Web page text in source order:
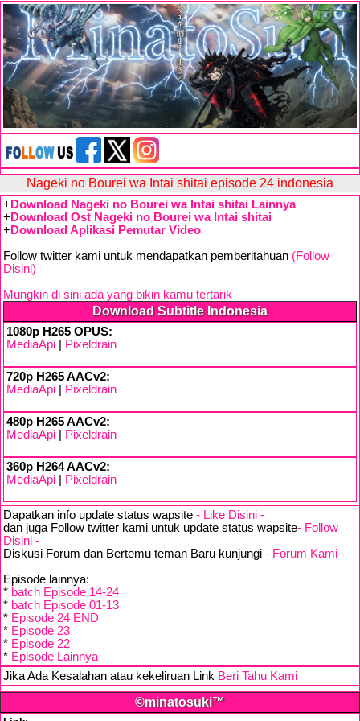
Nageki no Bourei wa Intai shitai episode 24 indonesia
+ Download Nageki no Bourei wa Intai shitai Lainnya
+ Download Ost Nageki no Bourei wa Intai shitai
+ Download Aplikasi Pemutar Video
Follow twitter kami untuk mendapatkan pemberitahuan (Follow
Disini)
Mungkin di sini ada yang bikin kamu tertarik
Download Subtitle Indonesia
1080p H265 OPUS:
MediaApi
Pixeldrain
720p H265 AACv2:
MediaApi
Pixeldrain
480p H265 AACv2:
MediaApi
Pixeldrain
360p H264 AACv2:
MediaApi
Pixeldrain
Dapatkan info update status wapsite - Like Disini -
dan juga Follow twitter kami untuk update status wapsite- Follow
Disini -
Diskusi Forum dan Bertemu teman Baru kunjungi - Forum Kami -
Episode lainnya:
* batch Episode 14-24
* batch Episode 01-13
* Episode 24 END
* Episode 23
* Episode 22
* Episode Lainnya
Jika Ada Kesalahan atau kekeliruan Link Beri Tahu Kami
©minatosuki™